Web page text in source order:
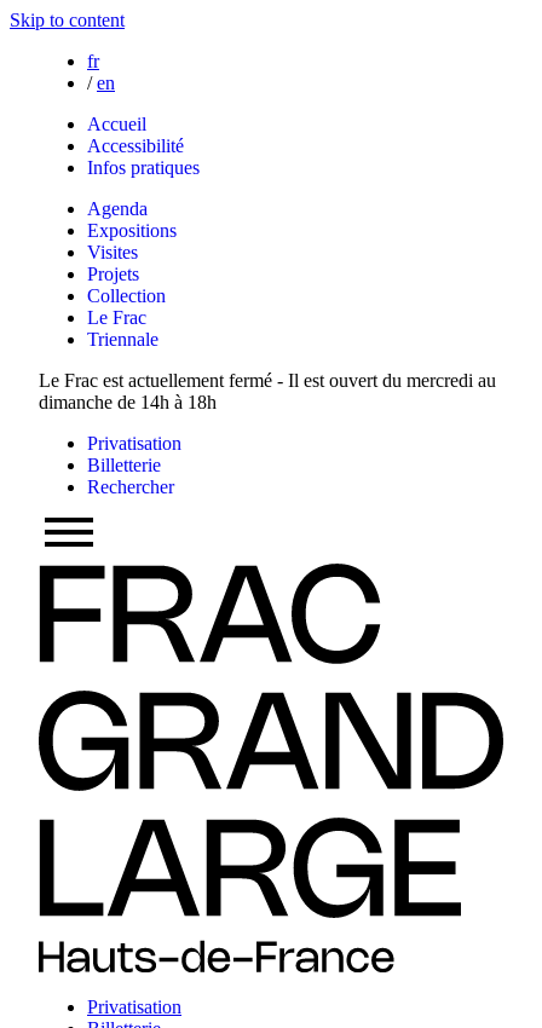
Skip to content
fr
/ en
Accueil
Accessibilité
Infos pratiques
Agenda
Expositions
Visites
Projets
Collection
Le Frac
Triennale
Le Frac est actuellement fermé - Il est ouvert du mercredi au
dimanche de 14h à 18h
Privatisation
Billetterie
Rechercher
Privatisation